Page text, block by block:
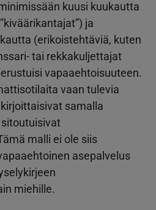
kuusi kuukautta
ja
(erikoistehtäviä, kuten
tai rekkakuljettajat
vapaaehtoisuuteen.
vaan tulevia
samalla
malli ei ole siis
asepalvelus
miehille.